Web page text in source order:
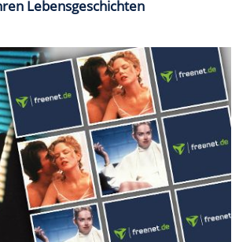
Lebensgeschichten